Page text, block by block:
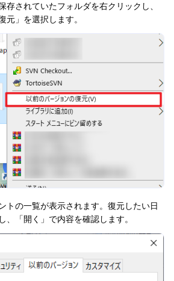
存されていたフォルダを右クリックし、
元」を選択します。
トの一覧が表示されます。復元したい日
、「開く」で内容を確認します。